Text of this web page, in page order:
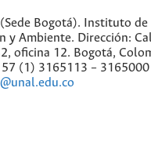
Bogotá). Instituto de
y Ambiente. Dirección:
oficina 12. Bogotá,
(1) 3165113 –